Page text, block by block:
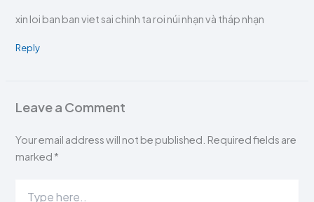
xin loi ban ban viet sai chinh ta roi núi nhạn và tháp nhạn
Reply
Leave a Comment
Your email address will not be published. Required fields are
marked *